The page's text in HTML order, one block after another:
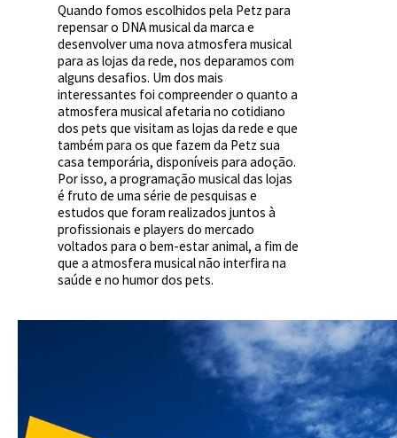
Quando fomos escolhidos pela Petz para
repensar o DNA musical da marca e
desenvolver uma nova atmosfera musical
para as lojas da rede, nos deparamos com
alguns desafios. Um dos mais
interessantes foi compreender o quanto a
atmosfera musical afetaria no cotidiano
dos pets que visitam as lojas da rede e que
também para os que fazem da Petz sua
casa temporária, disponíveis para adoção.
Por isso, a programação musical das lojas
é fruto de uma série de pesquisas e
estudos que foram realizados juntos à
profissionais e players do mercado
voltados para o bem-estar animal, a fim de
que a atmosfera musical não interfira na
saúde e no humor dos pets.